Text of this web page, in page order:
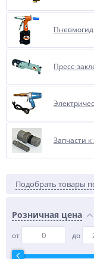
Пресс-
Запчасти к
Подобрать товары
Розничная цена
от до